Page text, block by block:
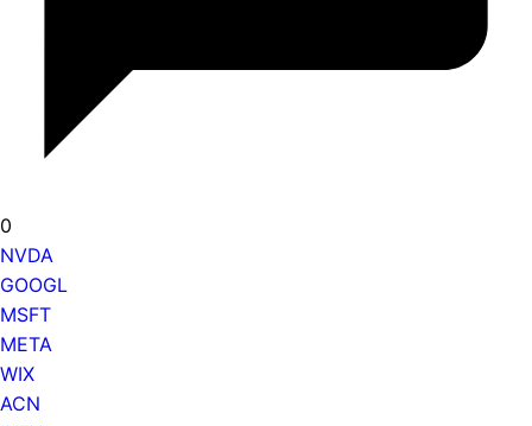
0
NVDA
GOOGL
MSFT
META
WIX
ACN